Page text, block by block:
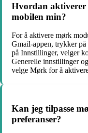
Hvordan
mobilen min?
For å aktivere mørk
Gmail-appen, trykker
på Innstillinger, velger
Generelle innstillinger
velge Mørk for å
Kan jeg tilpasse
preferanser?